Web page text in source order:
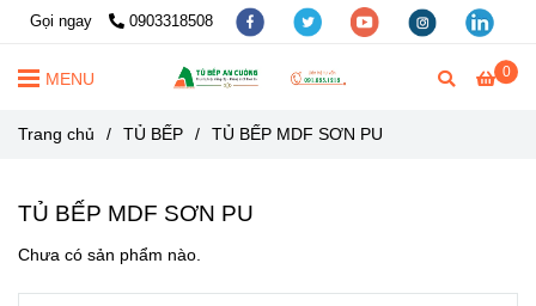
Gọi ngay 0903318508
0
MENU
Trang chủ / TỦ BẾP / TỦ BẾP MDF SƠN PU
TỦ BẾP MDF SƠN PU
Chưa có sản phẩm nào.